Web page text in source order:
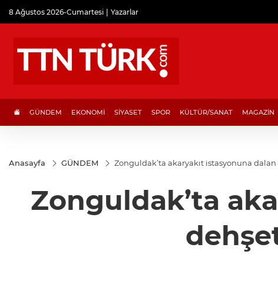
8 Ağustos 2026-Cumartesi Yazarlar
GÜNDEM EKONOMİ SİYASET SPOR KÜLTÜR/SANAT MAGAZİN
Anasayfa GÜNDEM Zonguldak’ta akaryakıt istasyonuna dalan
Zonguldak’ta